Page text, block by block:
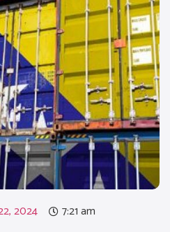
2024 7:21 am